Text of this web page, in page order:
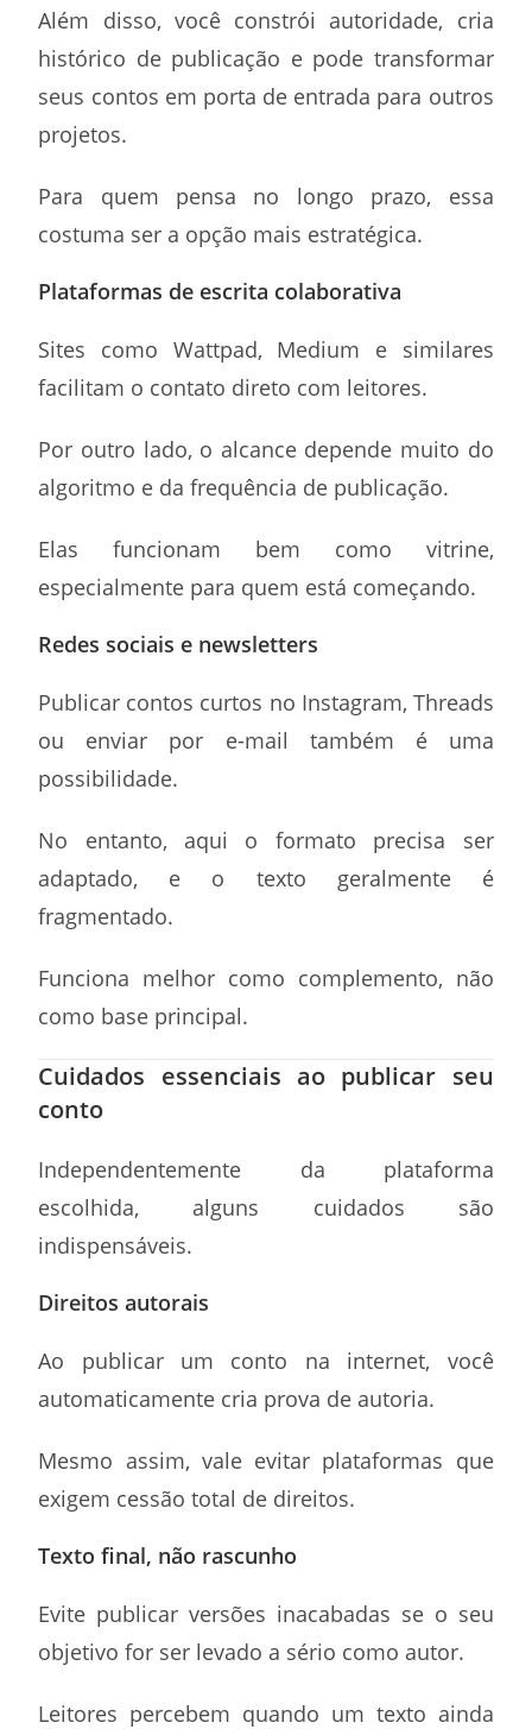
Além disso, você constrói autoridade, cria
histórico de publicação e pode transformar
seus contos em porta de entrada para outros
projetos.
Para quem pensa no longo prazo, essa
costuma ser a opção mais estratégica.
Plataformas de escrita colaborativa
Sites como Wattpad, Medium e similares
facilitam o contato direto com leitores.
Por outro lado, o alcance depende muito do
algoritmo e da frequência de publicação.
Elas funcionam bem como vitrine,
especialmente para quem está começando.
Redes sociais e newsletters
Publicar contos curtos no Instagram, Threads
ou enviar por e-mail também é uma
possibilidade.
No entanto, aqui o formato precisa ser
adaptado, e o texto geralmente é
fragmentado.
Funciona melhor como complemento, não
como base principal.
Cuidados essenciais ao publicar seu
conto
Independentemente da plataforma
escolhida, alguns cuidados são
indispensáveis.
Direitos autorais
Ao publicar um conto na internet, você
automaticamente cria prova de autoria.
Mesmo assim, vale evitar plataformas que
exigem cessão total de direitos.
Texto final, não rascunho
Evite publicar versões inacabadas se o seu
objetivo for ser levado a sério como autor.
Leitores percebem quando um texto ainda